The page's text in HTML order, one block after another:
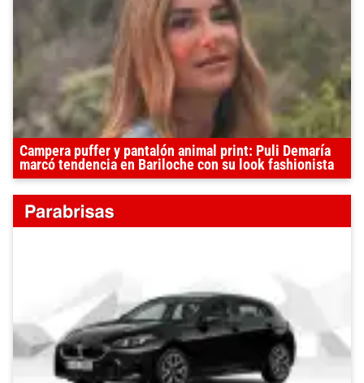
Campera puffer y pantalón animal print: Puli Demaría
marcó tendencia en Bariloche con su look fashionista